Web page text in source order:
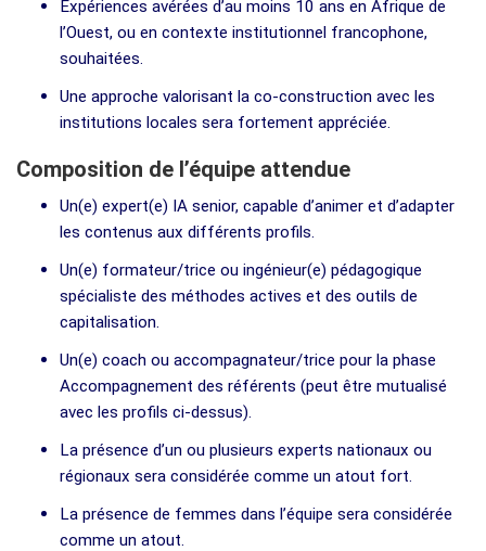
Expériences avérées d’au moins 10 ans en Afrique de
l’Ouest, ou en contexte institutionnel francophone,
souhaitées.
Une approche valorisant la co-construction avec les
institutions locales sera fortement appréciée.
Composition de l’équipe attendue
Un(e) expert(e) IA senior, capable d’animer et d’adapter
les contenus aux différents profils.
Un(e) formateur/trice ou ingénieur(e) pédagogique
spécialiste des méthodes actives et des outils de
capitalisation.
Un(e) coach ou accompagnateur/trice pour la phase
Accompagnement des référents (peut être mutualisé
avec les profils ci-dessus).
La présence d’un ou plusieurs experts nationaux ou
régionaux sera considérée comme un atout fort.
La présence de femmes dans l’équipe sera considérée
comme un atout.